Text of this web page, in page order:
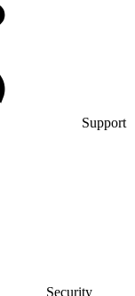
Support
Security